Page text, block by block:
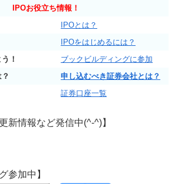
IPOお役立ち情報！
IPOとは？
IPOをはじめるには？
！
ブックビルディングに参加
申し込むべき証券会社とは？
証券口座一覧
新情報など発信中(^-^)】
参加中】